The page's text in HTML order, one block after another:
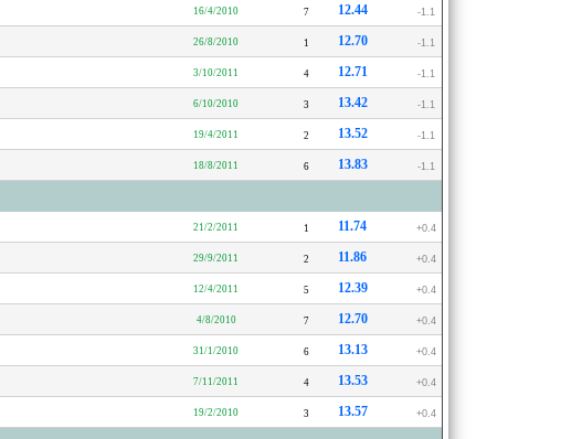
16/4/2010 7 12.44 -1.1
26/8/2010 1 12.70 -1.1
3/10/2011 4 12.71 -1.1
6/10/2010 3 13.42 -1.1
19/4/2011 2 13.52 -1.1
18/8/2011 6 13.83 -1.1
21/2/2011 1 11.74 +0.4
29/9/2011 2 11.86 +0.4
12/4/2011 5 12.39 +0.4
4/8/2010 7 12.70 +0.4
31/1/2010 6 13.13 +0.4
7/11/2011 4 13.53 +0.4
19/2/2010 3 13.57 +0.4